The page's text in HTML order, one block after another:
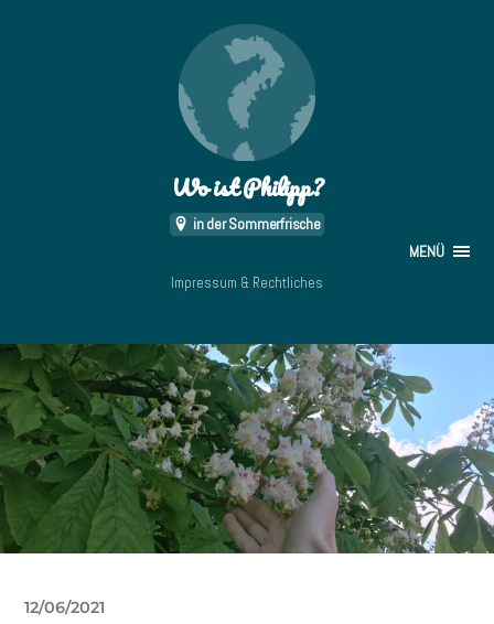
Wo ist Philipp?
in der Sommerfrische
MENÜ
Impressum & Rechtliches
12/06/2021